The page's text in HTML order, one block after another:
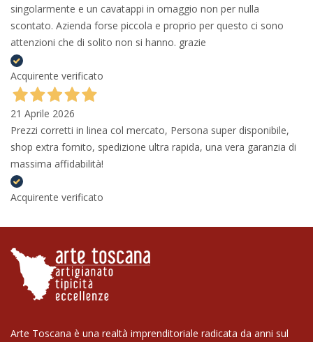
singolarmente e un cavatappi in omaggio non per nulla
scontato. Azienda forse piccola e proprio per questo ci sono
attenzioni che di solito non si hanno. grazie
Acquirente verificato
21 Aprile 2026
Prezzi corretti in linea col mercato, Persona super disponibile,
shop extra fornito, spedizione ultra rapida, una vera garanzia di
massima affidabilità!
Acquirente verificato
Arte Toscana è una realtà imprenditoriale radicata da anni sul